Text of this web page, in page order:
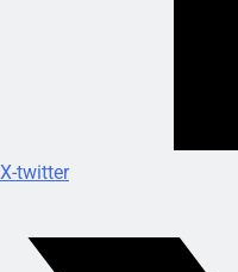
X-twitter